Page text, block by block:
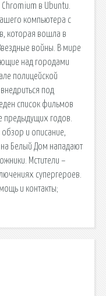
в Ubuntu.
компьютера с
которая вошла в
войны. В мире
над городами
полицейской
под
список фильмов
предыдущих годов.
и описание,
Белый Дом нападают
Мстители –
супергероев.
и контакты;